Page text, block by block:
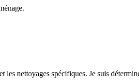
nettoyages spécifiques. Je suis